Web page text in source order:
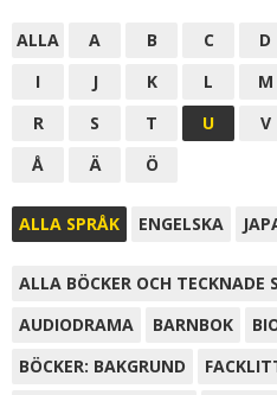
ALLA A B C D
I
J K L M
R
S T U V
Å
Ä Ö
ALLA SPRÅK ENGELSKA
ALLA BÖCKER OCH TECKNADE
AUDIODRAMA
BARNBOK
BÖCKER: BAKGRUND